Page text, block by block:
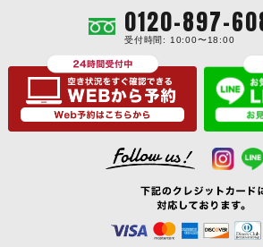
0120-897-
受付時間: 10:00〜18:00